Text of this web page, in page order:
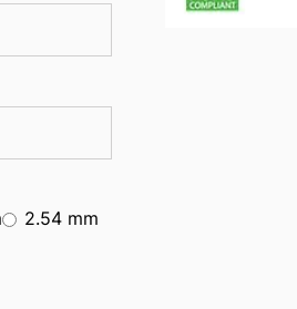
2.54 mm